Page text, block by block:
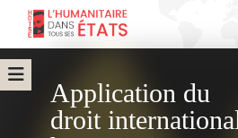
Application du
droit